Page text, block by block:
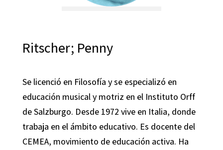
Ritscher; Penny
Se licenció en Filosofía y se especializó en
educación musical y motriz en el Instituto Orff
de Salzburgo. Desde 1972 vive en Italia, donde
trabaja en el ámbito educativo. Es docente del
CEMEA, movimiento de educación activa. Ha